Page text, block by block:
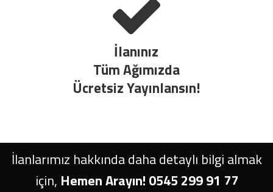
İlanınız
Tüm Ağımızda
Ücretsiz Yayınlansın!
İlanlarımız hakkında daha detaylı bilgi almak
için, Hemen Arayın! 0545 299 91 77